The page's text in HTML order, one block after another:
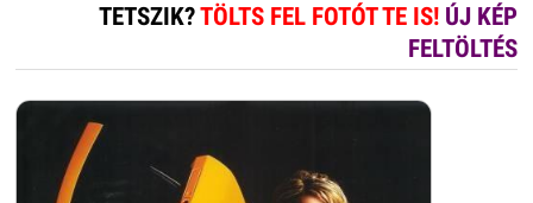
TETSZIK?TÖLTS FEL FOTÓT TE IS! ÚJ KÉP
FELTÖLTÉS